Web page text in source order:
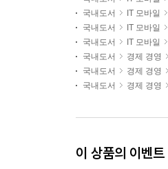
국내도서
IT 모바일
국내도서
IT 모바일
국내도서
IT 모바일
국내도서
경제 경영
국내도서
경제 경영
국내도서
경제 경영
이 상품의 이벤트